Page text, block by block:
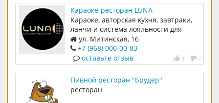
Караоке-ресторан LUNA
Караоке, авторская кухня, завтраки,
ланчи и система лояльности для
наших гостей
ул. Митинская, 16
+7 (968) 000-00-83
1 0
оставьте отзыв
Пивной ресторан "Брудер"
ресторан